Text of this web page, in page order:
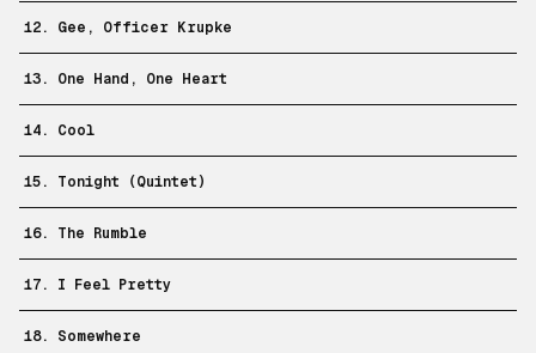
12. Gee, Officer Krupke
13. One Hand, One Heart
14. Cool
15. Tonight (Quintet)
16. The Rumble
17. I Feel Pretty
18. Somewhere